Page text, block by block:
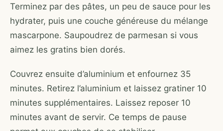
Terminez par des pâtes, un peu de sauce pour les
hydrater, puis une couche généreuse du mélange
mascarpone. Saupoudrez de parmesan si vous
aimez les gratins bien dorés.
Couvrez ensuite d’aluminium et enfournez 35
minutes. Retirez l’aluminium et laissez gratiner 10
minutes supplémentaires. Laissez reposer 10
minutes avant de servir. Ce temps de pause